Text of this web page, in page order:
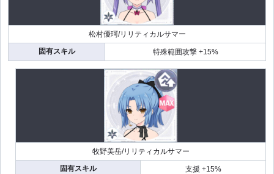
松村優珂/リリティカルサマー
固有スキル
特殊範囲攻撃 +15%
牧野美岳/リリティカルサマー
固有スキル
支援 +15%